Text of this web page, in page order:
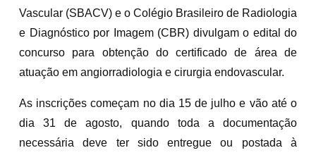
Vascular (SBACV) e o Colégio Brasileiro de Radiologia
e Diagnóstico por Imagem (CBR) divulgam o edital do
concurso para obtenção do certificado de área de
atuação em angiorradiologia e cirurgia endovascular.
As inscrições começam no dia 15 de julho e vão até o
dia 31 de agosto, quando toda a documentação
necessária deve ter sido entregue ou postada à